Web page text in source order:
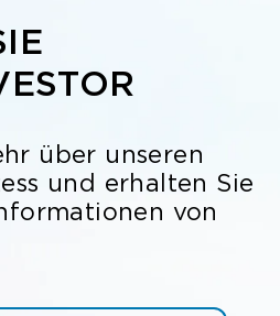
über unseren
und erhalten Sie
von